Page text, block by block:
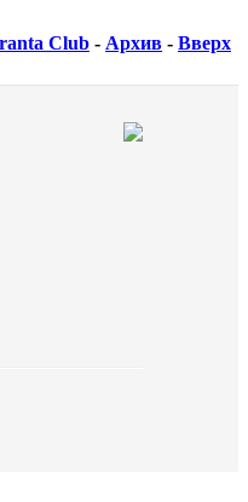
Club - Архив - Вверх